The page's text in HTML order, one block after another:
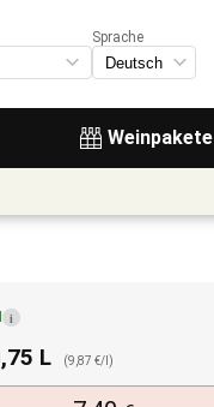
Weinpakete
Sprache
i
L (9,87 €/l)